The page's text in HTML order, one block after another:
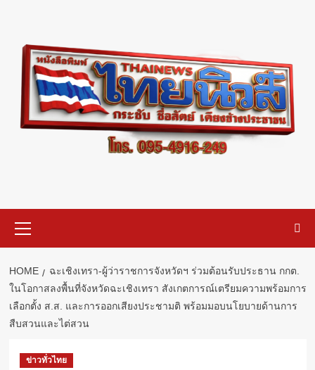
content
Menu
HOME
ฉะเชิงเทรา-ผู้ว่าราชการจังหวัดฯ ร่วมต้อนรับประธาน กกต.
ในโอกาสลงพื้นที่จังหวัดฉะเชิงเทรา สังเกตการณ์เตรียมความพร้อมการ
เลือกตั้ง ส.ส. และการออกเสียงประชามติ พร้อมมอบนโยบายด้านการ
สืบสวนและไต่สวน
ข่าวทั่วไทย